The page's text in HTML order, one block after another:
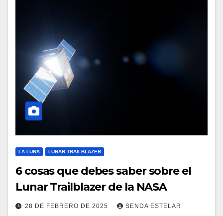
LA LUNA LUNAR TRAILBLAZER
6 cosas que debes saber sobre el
Lunar Trailblazer de la NASA
28 DE FEBRERO DE 2025 SENDA ESTELAR